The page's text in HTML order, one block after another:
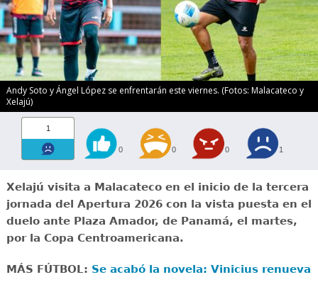
Andy Soto y Ángel López se enfrentarán este viernes. (Fotos: Malacateco y
Xelajú)
1
0 0 0 1
Xelajú visita a Malacateco en el inicio de la tercera
jornada del Apertura 2026 con la vista puesta en el
duelo ante Plaza Amador, de Panamá, el martes,
por la Copa Centroamericana.
MÁS FÚTBOL: Se acabó la novela: Vinicius renueva